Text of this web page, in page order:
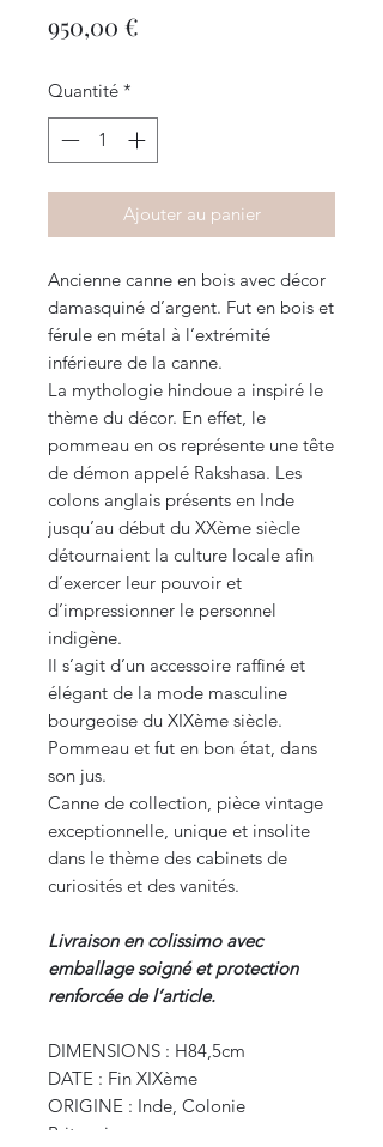
950,00 €
Quantité *
Ajouter au panier
Ancienne canne en bois avec décor
damasquiné d’argent. Fut en bois et
férule en métal à l’extrémité
inférieure de la canne.
La mythologie hindoue a inspiré le
thème du décor. En effet, le
pommeau en os représente une tête
de démon appelé Rakshasa. Les
colons anglais présents en Inde
jusqu’au début du XXème siècle
détournaient la culture locale afin
d’exercer leur pouvoir et
d’impressionner le personnel
indigène.
Il s’agit d’un accessoire raffiné et
élégant de la mode masculine
bourgeoise du XIXème siècle.
Pommeau et fut en bon état, dans
son jus.
Canne de collection, pièce vintage
exceptionnelle, unique et insolite
dans le thème des cabinets de
curiosités et des vanités.
Livraison en colissimo avec
emballage soigné et protection
renforcée de l’article.
DIMENSIONS : H84,5cm
DATE : Fin XIXème
ORIGINE : Inde, Colonie
Britannique